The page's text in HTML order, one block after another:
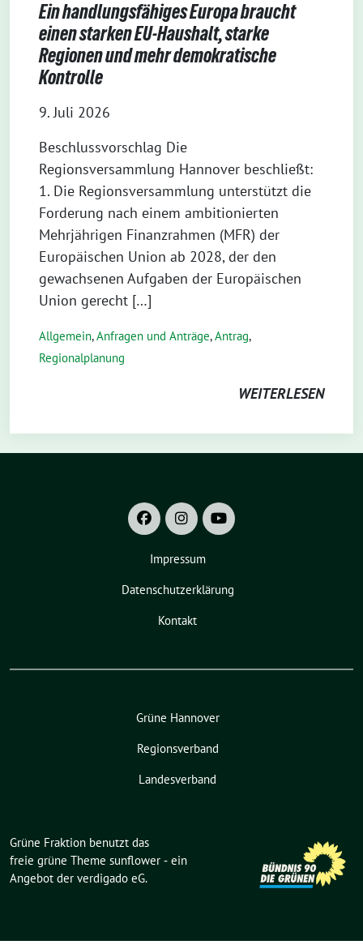
Ein handlungsfähiges Europa braucht
einen starken EU-Haushalt, starke
Regionen und mehr demokratische
Kontrolle
9. Juli 2026
Beschlussvorschlag Die
Regionsversammlung Hannover beschließt:
1. Die Regionsversammlung unterstützt die
Forderung nach einem ambitionierten
Mehrjährigen Finanzrahmen (MFR) der
Europäischen Union ab 2028, der den
gewachsenen Aufgaben der Europäischen
Union gerecht […]
Allgemein,Anfragen und Anträge,Antrag,
Regionalplanung
WEITERLESEN
Impressum
Datenschutzerklärung
Kontakt
Grüne Hannover
Regionsverband
Landesverband
Grüne Fraktion benutzt das
freie grüne Theme sunflower ‐ ein
Angebot der verdigado eG.